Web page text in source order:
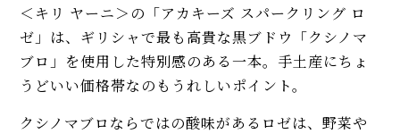
＜キリ ヤーニ＞の「アカキーズ スパークリング ロ
ゼ」は、ギリシャで最も高貴な黒ブドウ「クシノマ
ブロ」を使用した特別感のある一本。手土産にちょ
うどいい価格帯なのもうれしいポイント。
クシノマブロならではの酸味があるロゼは、野菜や